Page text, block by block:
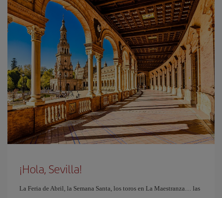
¡Hola, Sevilla!
La Feria de Abril, la Semana Santa, los toros en La Maestranza… las